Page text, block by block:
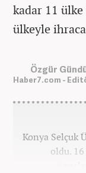
kadar 11
ülkeyle
Özgür
Haber7.com -
Konya Selçuk
oldu.